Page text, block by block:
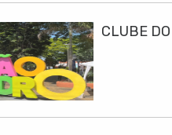
CLUBE